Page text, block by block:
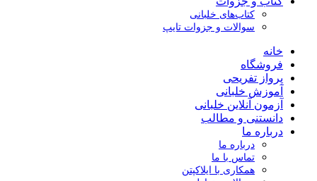
کتاب‌های خلبانی
سوالات و جزوات تایپ
خانه
فروشگاه
پرواز تفریحی
آموزش خلبانی
آزمون آنلاین خلبانی
دانستنی و مطالب
درباره ما
درباره ما
تماس با ما
همکاری با ایلاکپتن